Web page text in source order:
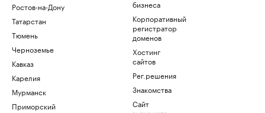
Ростов-на-Дону
Татарстан
Тюмень
Черноземье
Кавказ
Карелия
Мурманск
Приморский
бизнеса
Корпоративный
регистратор
доменов
Хостинг
сайтов
Рег.решения
Знакомства
Сайт